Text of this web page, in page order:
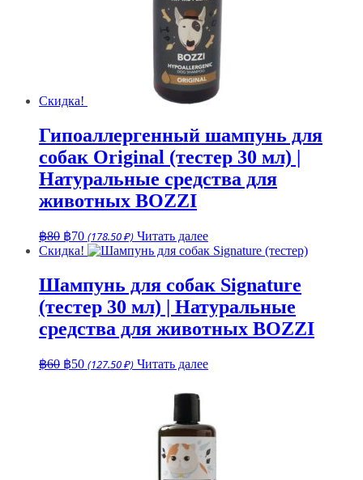
Скидка!
Гипоаллергенный шампунь для
собак Original (тестер 30 мл) |
Натуральные средства для
животных BOZZI
฿80 Первоначальная
цена
฿70Текущая
цена:
(178.50 ₽) Читать далее
Скидка!
Шампунь для собак Signature
(тестер 30 мл) | Натуральные
средства для животных BOZZI
฿60 Первоначальная
฿50Текущая
(127.50 ₽) Читать далее